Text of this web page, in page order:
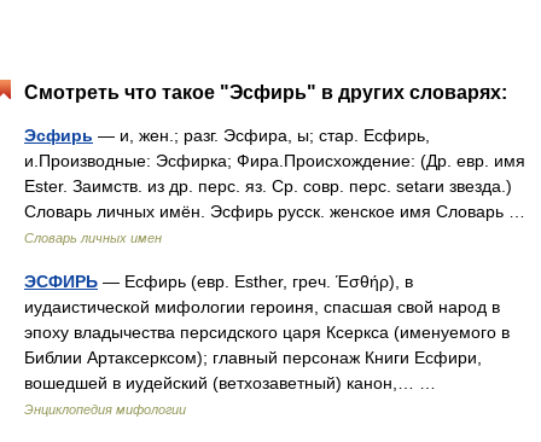
Смотреть что такое "Эсфирь" в других словарях:
Эсфирь — и, жен.; разг. Эсфира, ы; стар. Есфирь,
и.Производные: Эсфирка; Фира.Происхождение: (Др. евр. имя
Ester. Заимств. из др. перс. яз. Ср. совр. перс. setarи звезда.)
Словарь личных имён. Эсфирь русск. женское имя Словарь …
Словарь личных имен
ЭСФИРЬ — Eсфирь (евр. Esther, греч. Έσθήρ), в
иудаистической мифологии героиня, спасшая свой народ в
эпоху владычества персидского царя Ксеркса (именуемого в
Библии Артаксерксом); главный персонаж Книги Есфири,
вошедшей в иудейский (ветхозаветный) канон,… …
Энциклопедия мифологии